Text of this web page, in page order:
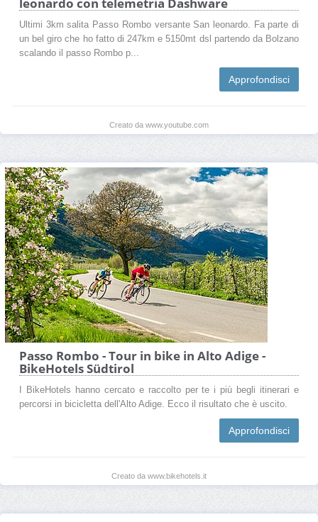
Ultimi 3km salita Passo Rombo versante San leonardo. Fa parte di
un bel giro che ho fatto di 247km e 5150mt dsl partendo da Bolzano
scalando il passo Rombo p...
Approfondisci
Creato da www.youtube.com
Passo Rombo - Tour in bike in Alto Adige -
BikeHotels Südtirol
I BikeHotels hanno cercato e raccolto per te i più begli itinerari e
percorsi in bicicletta dell'Alto Adige. Ecco il risultato che è uscito.
Approfondisci
Creato da www.bikehotels.it